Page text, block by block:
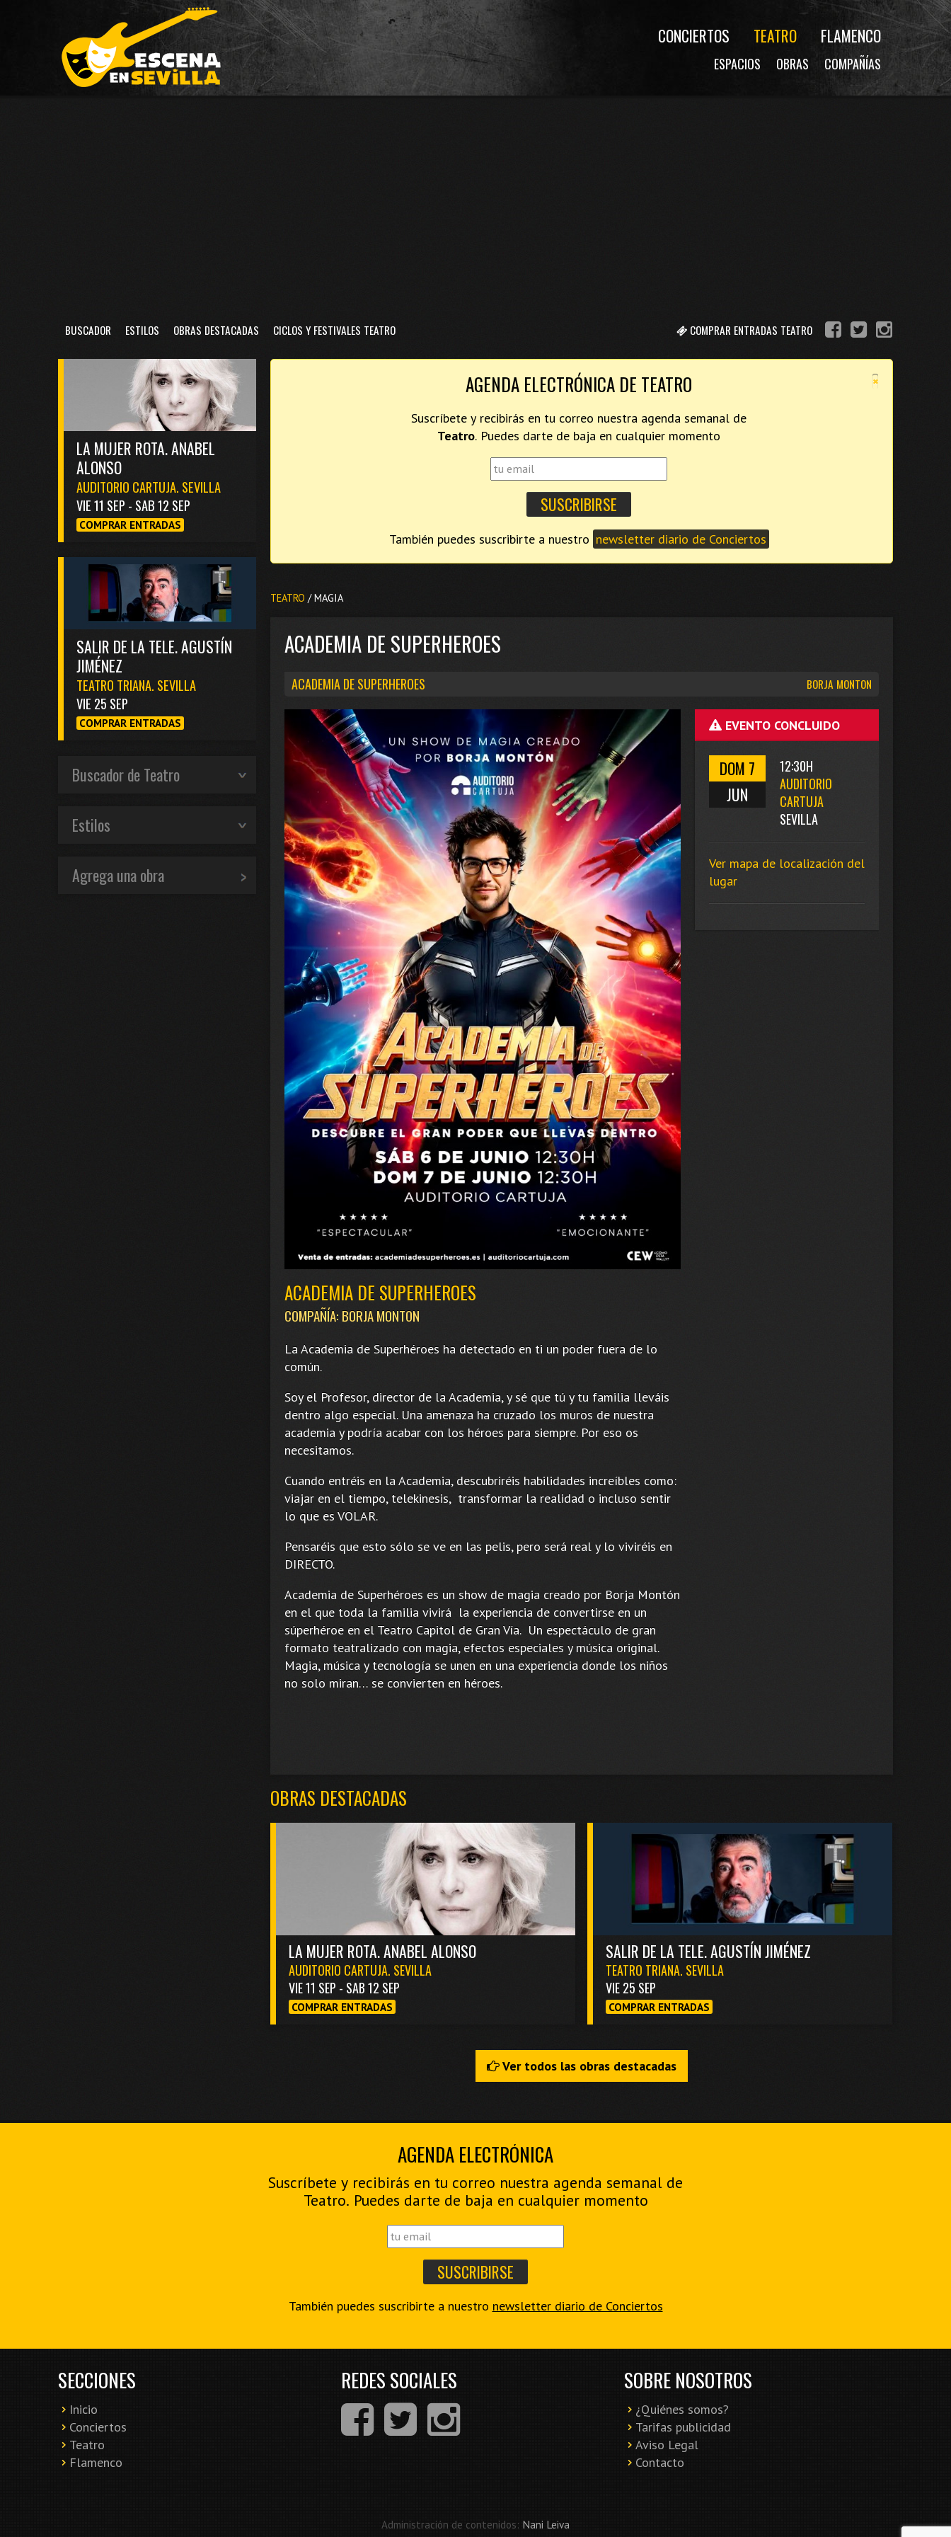
CONCIERTOS TEATRO FLAMENCO
ESPACIOS OBRAS COMPAÑÍAS
COMPRAR ENTRADAS TEATRO
BUSCADOR ESTILOS OBRAS DESTACADAS CICLOS Y FESTIVALES TEATRO
×
AGENDA ELECTRÓNICA DE TEATRO
Suscríbete y recibirás en tu correo nuestra agenda semanal de
Teatro. Puedes darte de baja en cualquier momento
También puedes suscribirte a nuestro newsletter diario de Conciertos
TEATRO / MAGIA
ACADEMIA DE SUPERHEROES
BORJA MONTON
ACADEMIA DE SUPERHEROES
EVENTO CONCLUIDO
DOM 7
JUN
12:30H
AUDITORIO
CARTUJA
SEVILLA
Ver mapa de localización del
lugar
ACADEMIA DE SUPERHEROES
COMPAÑÍA: BORJA MONTON
La Academia de Superhéroes ha detectado en ti un poder fuera de lo
común.
Soy el Profesor, director de la Academia, y sé que tú y tu familia lleváis
dentro algo especial. Una amenaza ha cruzado los muros de nuestra
academia y podría acabar con los héroes para siempre. Por eso os
necesitamos.
Cuando entréis en la Academia, descubriréis habilidades increíbles como:
viajar en el tiempo, telekinesis, transformar la realidad o incluso sentir
lo que es VOLAR.
Pensaréis que esto sólo se ve en las pelis, pero será real y lo viviréis en
DIRECTO.
Academia de Superhéroes es un show de magia creado por Borja Montón
en el que toda la familia vivirá la experiencia de convertirse en un
súperhéroe en el Teatro Capitol de Gran Vía. Un espectáculo de gran
formato teatralizado con magia, efectos especiales y música original.
Magia, música y tecnología se unen en una experiencia donde los niños
no solo miran… se convierten en héroes.
OBRAS DESTACADAS
LA MUJER ROTA. ANABEL ALONSO
AUDITORIO CARTUJA. SEVILLA
VIE 11 SEP - SAB 12 SEP
COMPRAR ENTRADAS
SALIR DE LA TELE. AGUSTÍN JIMÉNEZ
TEATRO TRIANA. SEVILLA
VIE 25 SEP
COMPRAR ENTRADAS
Ver todos las obras destacadas
LA MUJER ROTA. ANABEL
ALONSO
AUDITORIO CARTUJA. SEVILLA
VIE 11 SEP - SAB 12 SEP
COMPRAR ENTRADAS
SALIR DE LA TELE. AGUSTÍN
JIMÉNEZ
TEATRO TRIANA. SEVILLA
VIE 25 SEP
COMPRAR ENTRADAS
Buscador de Teatro
Estilos
Agrega una obra
AGENDA ELECTRÓNICA
Suscríbete y recibirás en tu correo nuestra agenda semanal de
Teatro. Puedes darte de baja en cualquier momento
También puedes suscribirte a nuestro newsletter diario de Conciertos
SECCIONES
Inicio
Conciertos
Teatro
Flamenco
REDES SOCIALES SOBRE NOSOTROS
¿Quiénes somos?
Tarifas publicidad
Aviso Legal
Contacto
Administración de contenidos: Nani Leiva